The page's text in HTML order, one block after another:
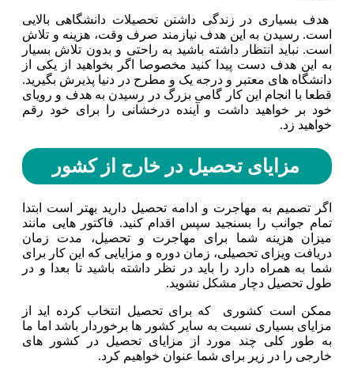
هدف بسیاری در زندگی داشتن تحصیلات دانشگاهی بالایی
است‌. رسیدن به این هدف نیازمند صرف وقت، هزینه و تلاش
است. نباید انتظار داشته باشید به راحتی و بدون تلاش بسیار
به این هدف دست پیدا کنید مخصوصا اگر بخواهید از یکی از
دانشگاه های معتبر و درجه یک و مطرح در دنیا پذیرش بگیرید.
قطعا با انجام این کار گامی بزرگ در رسیدن به هدف و رویای
خود بر خواهید داشت و آینده درخشانی را برای خود رقم
خواهید زد‌.
مزایای تحصیل در خارج از کشور
اگر تصمیم به مهاجرت و ادامه تحصیل دارید بهتر است ابتدا
تمام جوانب را بسنجید سپس اقدام کنید. فاکتور هایی مانند
میزان هزینه شما برای مهاجرت و تحصیل، مدت زمان
دریافت ویزای تحصیلی، زمان دوره و مزایایی که این کار برای
شما به همراه دارد را باید در نظر داشته باشید تا بعدا و در
طول تحصیل دچار مشکل نشوید.
ممکن است کشوری که برای تحصیل انتخاب کرده اید از
مزایای بسیاری نسبت به سایر کشور ها برخوردار باشد اما ما
به طور کلی چند مورد از مزایای تحصیل در کشور های
خارجی را در زیر برای شما عنوان خواهیم کرد.